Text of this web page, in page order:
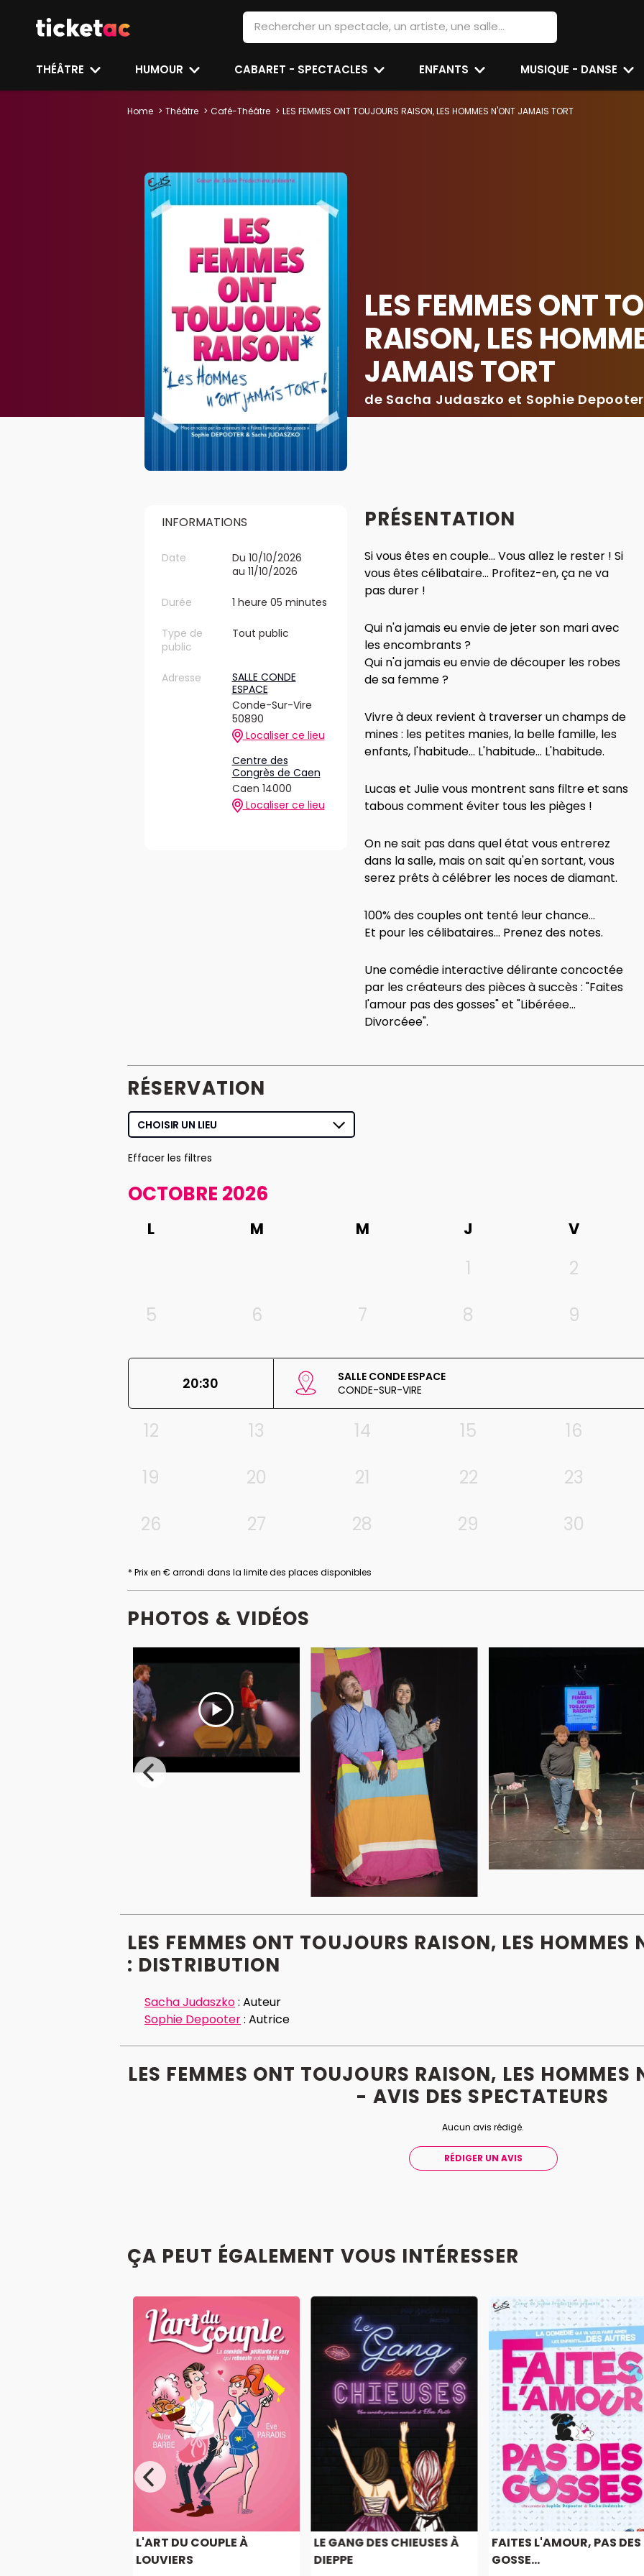
THÉÂTRE HUMOUR CABARET - SPECTACLES ENFANTS MUSIQUE - DANSE
Home Théâtre Café-Théâtre LES FEMMES ONT TOUJOURS RAISON, LES HOMMES N'ONT JAMAIS TORT
LES FEMMES ONT
RAISON, LES
JAMAIS TORT
de Sacha Judaszko et Sophie Depooter
INFORMATIONS
Date
Du 10/10/2026
au 11/10/2026
Durée 1 heure 05 minutes
Type de
public
Tout public
Adresse
SALLE CONDE
ESPACE
Conde-Sur-Vire
50890
Localiser ce lieu
Centre des
Congrès de Caen
Caen 14000
Localiser ce lieu
PRÉSENTATION
Si vous êtes en couple... Vous allez le rester ! Si
vous êtes célibataire... Profitez-en, ça ne va
pas durer !
Qui n'a jamais eu envie de jeter son mari avec
les encombrants ?
Qui n'a jamais eu envie de découper les robes
de sa femme ?
Vivre à deux revient à traverser un champs de
mines : les petites manies, la belle famille, les
enfants, l'habitude... L'habitude... L'habitude.
Lucas et Julie vous montrent sans filtre et sans
tabous comment éviter tous les pièges !
On ne sait pas dans quel état vous entrerez
dans la salle, mais on sait qu'en sortant, vous
serez prêts à célébrer les noces de diamant.
100% des couples ont tenté leur chance...
Et pour les célibataires... Prenez des notes.
Une comédie interactive délirante concoctée
par les créateurs des pièces à succès : "Faites
l'amour pas des gosses" et "Libéréee...
Divorcéee".
RÉSERVATION
Effacer les filtres
OCTOBRE 2026
L M M J V
1 2
5
6 7 8 9
20:30
SALLE CONDE ESPACE
CONDE-SUR-VIRE
12 13 14 15 16
19
20 21 22 23
26
27 28 29 30
* Prix en € arrondi dans la limite des places disponibles
PHOTOS & VIDÉOS
LES FEMMES ONT TOUJOURS RAISON, LES
: DISTRIBUTION
Sacha Judaszko: Auteur
Sophie Depooter: Autrice
LES FEMMES ONT TOUJOURS RAISON, LES
- AVIS DES SPECTATEURS
Aucun avis rédigé.
RÉDIGER UN AVIS
ÇA PEUT ÉGALEMENT VOUS INTÉRESSER
L'ART DU COUPLE À
LOUVIERS
LE GANG DES CHIEUSES À
DIEPPE
FAITES L'AMOUR, PAS DES
GOSSE...